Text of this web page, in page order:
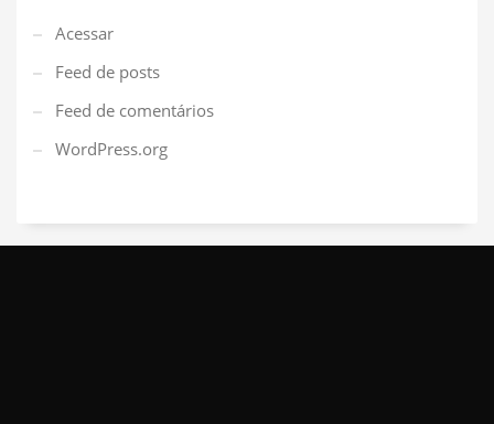
Acessar
Feed de posts
Feed de comentários
WordPress.org